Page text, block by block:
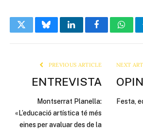
TwitterBlueskyLinkedInFacebook
PREVIOUS ARTICLE
ENTREVISTA
Montserrat Planella:
«L’educació artística té més
eines per avaluar des de la
NEXT
Festa,